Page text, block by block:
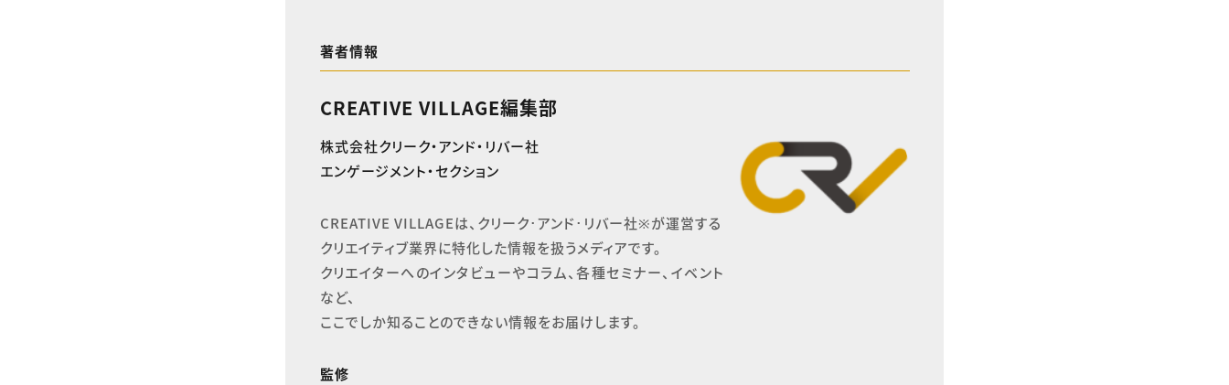
著者情報
CREATIVE VILLAGE編集部
株式会社クリーク・アンド・リバー社
エンゲージメント・セクション
CREATIVE VILLAGEは、クリーク･アンド･リバー社※が運営する
クリエイティブ業界に特化した情報を扱うメディアです。
クリエイターへのインタビューやコラム、各種セミナー、イベント
など、
ここでしか知ることのできない情報をお届けします。
監修